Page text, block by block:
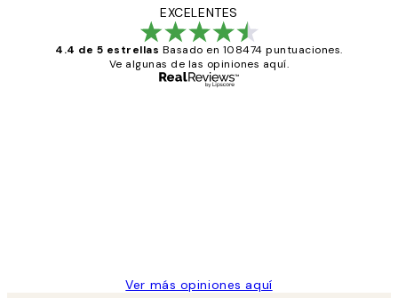
EXCELENTES
4.4 de 5 estrellas Basado en 108474 puntuaciones.
Ve algunas de las opiniones aquí.
Ver más opiniones aquí